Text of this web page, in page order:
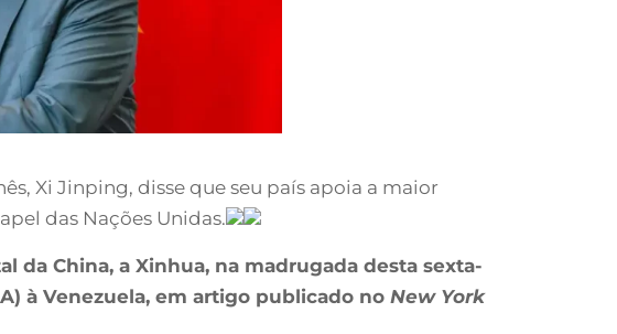
Xi Jinping, disse que seu país apoia a maior
das Nações Unidas.
da China, a Xinhua, na madrugada desta sexta-
à Venezuela, em artigo publicado no New York